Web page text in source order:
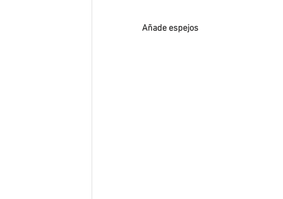
Crédito hipotecario VIP Ecuador
Añade espejos